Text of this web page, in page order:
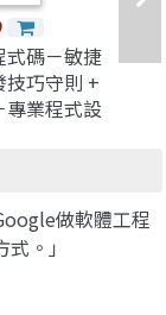
式碼－敏捷
技巧守則 +
專業程式設
做軟體工程
。」